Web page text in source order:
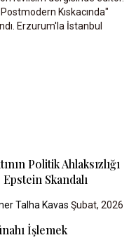
Kıskacında"
Erzurum'la İstanbul
Politik Ahlaksızlığı
Epstein Skandalı
Talha Kavas Şubat, 2026
İşlemek